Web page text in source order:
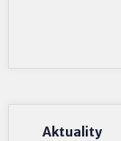
Aktuality